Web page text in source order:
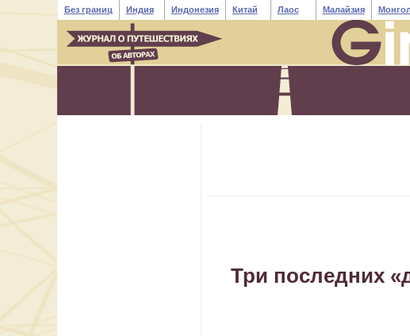
Без границ Индия Индонезия Китай Лаос Малайзия
Три последних